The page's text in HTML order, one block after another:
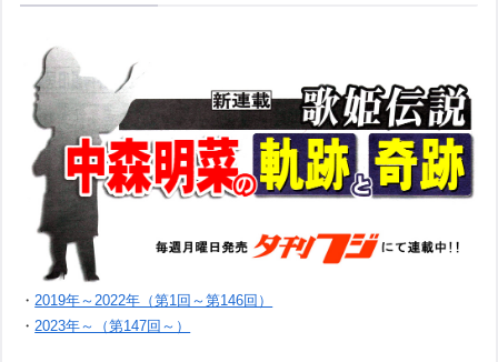
・2019年～2022年（第1回～第146回）
・2023年～（第147回～）